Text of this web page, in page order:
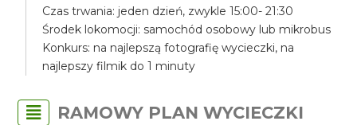
Czas trwania: jeden dzień, zwykle 15:00- 21:30
Środek lokomocji: samochód osobowy lub mikrobus
Konkurs: na najlepszą fotografię wycieczki, na
najlepszy filmik do 1 minuty
RAMOWY PLAN WYCIECZKI